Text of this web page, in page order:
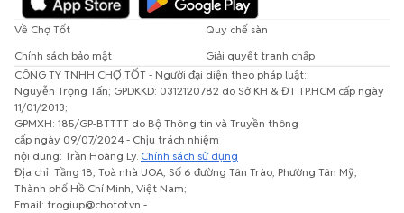
Về Chợ Tốt
Quy chế sàn
Chính sách bảo mật
Giải quyết tranh chấp
CÔNG TY TNHH CHỢ TỐT - Người đại diện theo pháp luật:
Nguyễn Trọng Tấn; GPDKKD: 0312120782 do Sở KH & ĐT TP.HCM cấp ngày
11/01/2013;
GPMXH: 185/GP-BTTTT do Bộ Thông tin và Truyền thông
cấp ngày 09/07/2024 - Chịu trách nhiệm
nội dung: Trần Hoàng Ly. Chính sách sử dụng
Địa chỉ: Tầng 18, Toà nhà UOA, Số 6 đường Tân Trào, Phường Tân Mỹ,
Thành phố Hồ Chí Minh, Việt Nam;
Email: trogiup@chotot.vn -